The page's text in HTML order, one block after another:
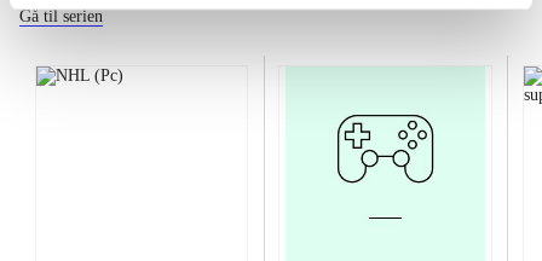
Gå til serien